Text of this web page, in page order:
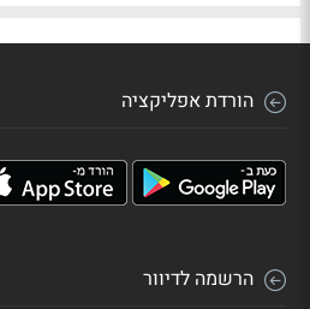
הורדת אפליקציה
הרשמה לדיוור